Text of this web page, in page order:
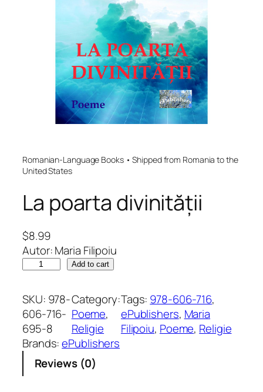
Romanian-Language Books • Shipped from Romania to the
United States
La poarta divinității
$8.99
Autor: Maria Filipoiu
p
o
a
r
t
Add to cart
SKU: 978-
606-716-
695-8
Category:
Poeme
Religie
Tags: 978-606-716
ePublishers, Maria
Filipoiu, Poeme, Religie
Brands:ePublishers
Reviews (0)